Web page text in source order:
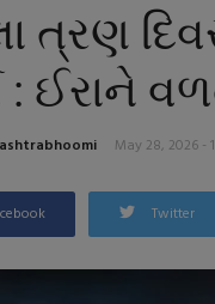
ત્રણ
: ઈરાને
May 28, 2026 -
Twitter